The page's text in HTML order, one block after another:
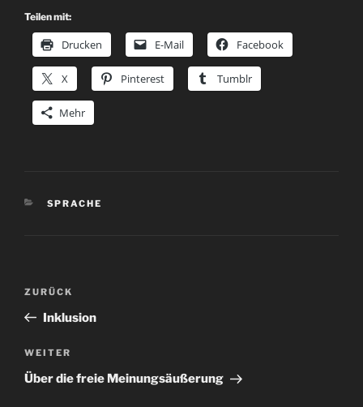
Teilen mit:
Drucken E-Mail Facebook
X Pinterest Tumblr
Mehr
KATEGORIEN
SPRACHE
Beitragsnavigation
Vorheriger
Beitrag
ZURÜCK
Inklusion
Nächster
Beitrag
WEITER
Über die freie Meinungsäußerung